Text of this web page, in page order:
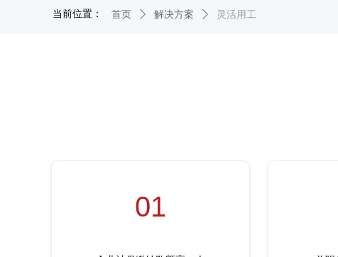
当前位置： 首页 ꄲ 解决方案 ꄲ 灵活用工
01